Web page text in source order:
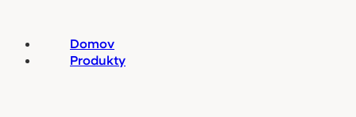
Domov
Produkty